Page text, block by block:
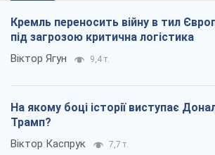
Кремль переносить війну в тил
під загрозою критична логістика
Віктор Ягун 9,4 т.
На якому боці історії виступає
Трамп?
Віктор Каспрук 7,7 т.